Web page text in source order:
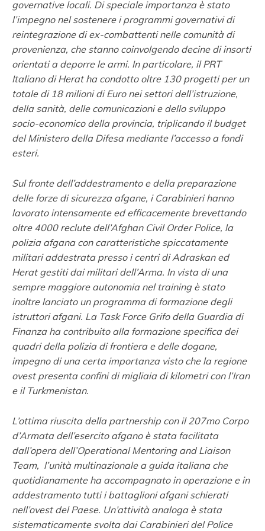
governative locali. Di speciale importanza è stato
l’impegno nel sostenere i programmi governativi di
reintegrazione di ex-combattenti nelle comunità di
provenienza, che stanno coinvolgendo decine di insorti
orientati a deporre le armi. In particolare, il PRT
Italiano di Herat ha condotto oltre 130 progetti per un
totale di 18 milioni di Euro nei settori dell’istruzione,
della sanità, delle comunicazioni e dello sviluppo
socio-economico della provincia, triplicando il budget
del Ministero della Difesa mediante l’accesso a fondi
esteri.
Sul fronte dell’addestramento e della preparazione
delle forze di sicurezza afgane, i Carabinieri hanno
lavorato intensamente ed efficacemente brevettando
oltre 4000 reclute dell’Afghan Civil Order Police, la
polizia afgana con caratteristiche spiccatamente
militari addestrata presso i centri di Adraskan ed
Herat gestiti dai militari dell’Arma. In vista di una
sempre maggiore autonomia nel training è stato
inoltre lanciato un programma di formazione degli
istruttori afgani. La Task Force Grifo della Guardia di
Finanza ha contribuito alla formazione specifica dei
quadri della polizia di frontiera e delle dogane,
impegno di una certa importanza visto che la regione
ovest presenta confini di migliaia di kilometri con l’Iran
e il Turkmenistan.
L’ottima riuscita della partnership con il 207mo Corpo
d’Armata dell’esercito afgano è stata facilitata
dall’opera dell’Operational Mentoring and Liaison
Team, l’unità multinazionale a guida italiana che
quotidianamente ha accompagnato in operazione e in
addestramento tutti i battaglioni afgani schierati
nell’ovest del Paese. Un’attività analoga è stata
sistematicamente svolta dai Carabinieri del Police